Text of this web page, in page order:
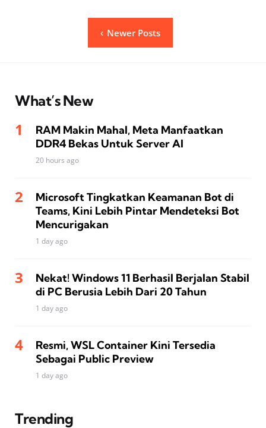
Newer Posts
What’s New
RAM Makin Mahal, Meta Manfaatkan
DDR4 Bekas Untuk Server AI
20 hours ago
Microsoft Tingkatkan Keamanan Bot di
Teams, Kini Lebih Pintar Mendeteksi Bot
Mencurigakan
1 day ago
Nekat! Windows 11 Berhasil Berjalan Stabil
di PC Berusia Lebih Dari 20 Tahun
1 day ago
Resmi, WSL Container Kini Tersedia
Sebagai Public Preview
1 day ago
Trending